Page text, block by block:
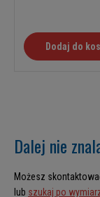
Dodaj do
Dalej nie
Możesz
lub szukaj po